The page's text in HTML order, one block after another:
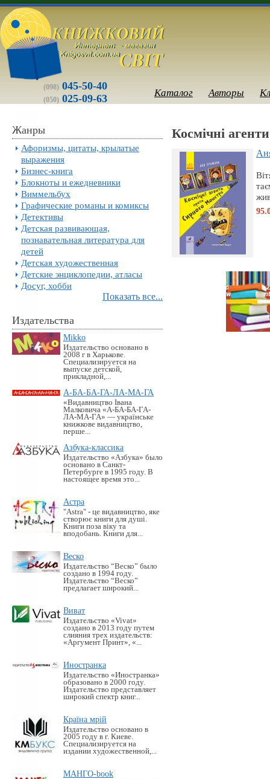
(098) 045-50-40
(050) 025-09-63 Каталог Авторы
Жанры
Афоризмы, цитаты, крылатые
выражения
Бизнес-книга
Блокноты и ежедневники
Виммельбух
Графические романы и комиксы
Детективы
Детская развивающая,
познавательная литература для
детей
Детская художественная
Детские энциклопедии, атласы
Досуг, хобби
Показать все...
Издательства
Mikko
Издательство основано в
2008 г в Харькове.
Специализируется на
выпуске детской,
прикладной,...
А-БА-БА-ГА-ЛА-МА-ГА
«Видавництво Івана
Малковича «А-БА-БА-ГА-
ЛА-МА-ГА» — українське
книжкове видавництво,
перше...
Азбука-классика
Издательство «Азбука» было
основано в Санкт-
Петербурге в 1995 году. В
настоящее время это...
Астра
"Astra" - це видавництво, яке
створює книги для душі.
Книги поза віку та
вподобань. Книги для...
Веско
Издательство “Веско” было
создано в 1994 году.
Издательство “Веско”
предлагает широкий...
Виват
Издательство «Vivat»
создано в 2013 году путем
слияния трех издательств:
«Аргумент Принт», «...
Иностранка
Издательство «Иностранка»
образовано в 2000 году.
Издательство представляет
широкий спектр книг...
Країна мрій
Издательство основано в
2005 году в г. Киеве.
Специализируется на
издании художественной,...
МАНГО-book
Космічні